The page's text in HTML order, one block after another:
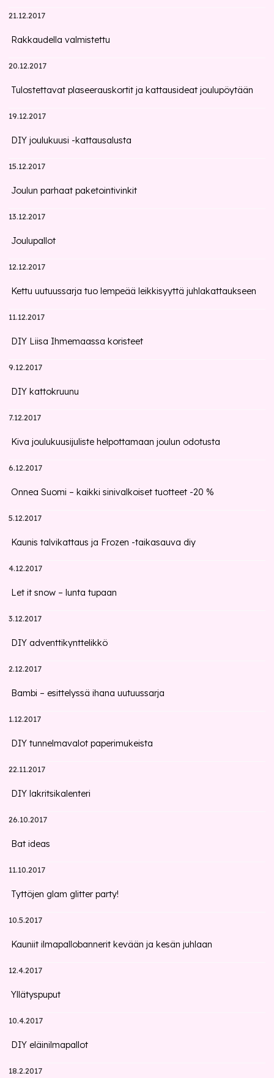
21.12.2017
Rakkaudella valmistettu
20.12.2017
Tulostettavat plaseerauskortit ja kattausideat joulupöytään
19.12.2017
DIY joulukuusi -kattausalusta
15.12.2017
Joulun parhaat paketointivinkit
13.12.2017
Joulupallot
12.12.2017
Kettu uutuussarja tuo lempeää leikkisyyttä juhlakattaukseen
11.12.2017
DIY Liisa Ihmemaassa koristeet
9.12.2017
DIY kattokruunu
7.12.2017
Kiva joulukuusijuliste helpottamaan joulun odotusta
6.12.2017
Onnea Suomi – kaikki sinivalkoiset tuotteet -20 %
5.12.2017
Kaunis talvikattaus ja Frozen -taikasauva diy
4.12.2017
Let it snow – lunta tupaan
3.12.2017
DIY adventtikynttelikkö
2.12.2017
Bambi – esittelyssä ihana uutuussarja
1.12.2017
DIY tunnelmavalot paperimukeista
22.11.2017
DIY lakritsikalenteri
26.10.2017
Bat ideas
11.10.2017
Tyttöjen glam glitter party!
10.5.2017
Kauniit ilmapallobannerit kevään ja kesän juhlaan
12.4.2017
Yllätyspuput
10.4.2017
DIY eläinilmapallot
18.2.2017